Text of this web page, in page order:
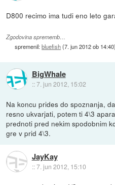
D800 recimo ima tudi eno leto
Zgodovina sprememb…
spremenil:bluefish(7. jun 2012 ob 14:40)
BigWhale
::7. jun 2012, 15:02
Na koncu prides do spoznanja,
resno ukvarjati, potem ti 4\3
prednoti pred nekim spodobnim
gre v prid 4\3.
JayKay
::7. jun 2012, 15:10